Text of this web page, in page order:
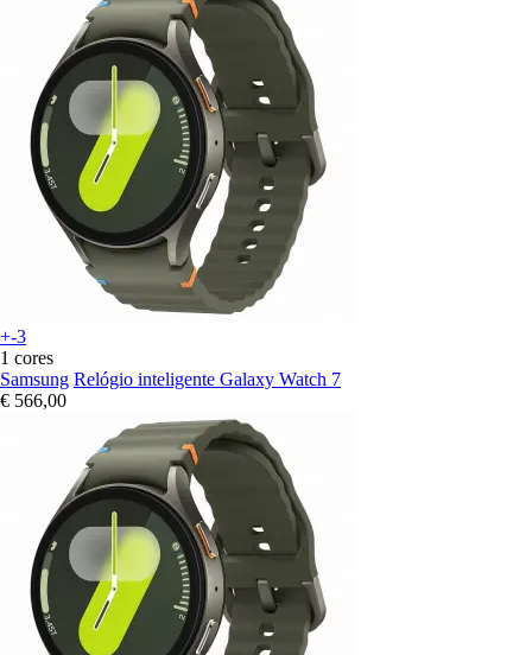
+-3
1 cores
Samsung Relógio inteligente Galaxy Watch 7
€ 566,00